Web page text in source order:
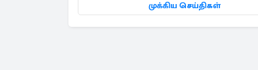
முக்கிய செய்திகள்